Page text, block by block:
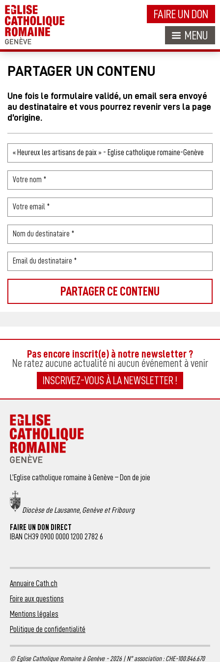
FAIRE UN DON
MENU
PARTAGER UN CONTENU
Une fois le formulaire validé, un email sera envoyé
au destinataire et vous pourrez revenir vers la page
d’origine.
Pas encore inscrit(e) à notre newsletter ?
Ne ratez aucune actualité ni aucun événement à venir
INSCRIVEZ-VOUS À LA NEWSLETTER !
L’Eglise catholique romaine à Genève – Don de joie
Diocèse de Lausanne, Genève et Fribourg
FAIRE UN DON DIRECT
IBAN CH39 0900 0000 1200 2782 6
Annuaire Cath.ch
Foire aux questions
Mentions légales
Politique de confidentialité
© Eglise Catholique Romaine à Genève - 2026 | N° association : CHE-100.846.670